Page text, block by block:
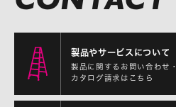
製品やサービスについて
製品に関するお問い合わせ・
カタログ請求はこちら